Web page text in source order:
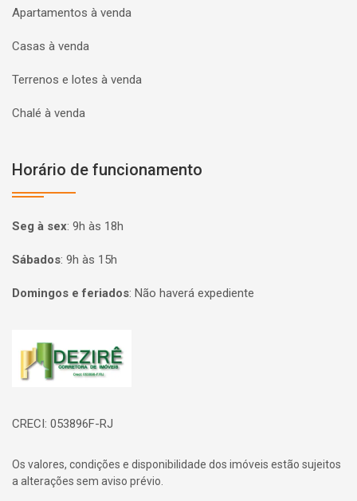
Apartamentos à venda
Casas à venda
Terrenos e lotes à venda
Chalé à venda
Horário de funcionamento
Seg à sex: 9h às 18h
Sábados: 9h às 15h
Domingos e feriados: Não haverá expediente
Página inicial
CRECI: 053896F-RJ
Os valores, condições e disponibilidade dos imóveis estão sujeitos
a alterações sem aviso prévio.